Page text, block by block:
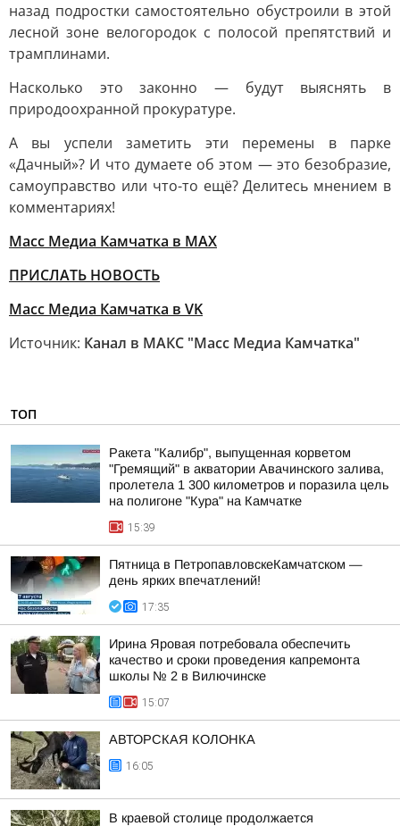
назад подростки самостоятельно обустроили в этой
лесной зоне велогородок с полосой препятствий и
трамплинами.
Насколько это законно — будут выяснять в
природоохранной прокуратуре.
А вы успели заметить эти перемены в парке
«Дачный»? И что думаете об этом — это безобразие,
самоуправство или что-то ещё? Делитесь мнением в
комментариях!
Масс Медиа Камчатка в MAX
ПРИСЛАТЬ НОВОСТЬ
Масс Медиа Камчатка в VK
Источник: Канал в МАКС "Масс Медиа Камчатка"
ТОП
Ракета "Калибр", выпущенная корветом
"Гремящий" в акватории Авачинского залива,
пролетела 1 300 километров и поразила цель
на полигоне "Кура" на Камчатке
15:39
Пятница в ПетропавловскеКамчатском —
день ярких впечатлений!
17:35
Ирина Яровая потребовала обеспечить
качество и сроки проведения капремонта
школы № 2 в Вилючинске
15:07
АВТОРСКАЯ КОЛОНКА
16:05
В краевой столице продолжается